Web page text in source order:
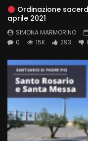
Ordinazione
aprile 2021
SIMONA MARMORINO
0
15K 293